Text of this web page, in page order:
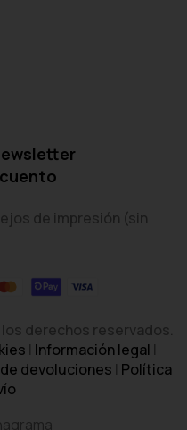
de impresión (sin
derechos reservados.
| Información legal |
devoluciones | Política